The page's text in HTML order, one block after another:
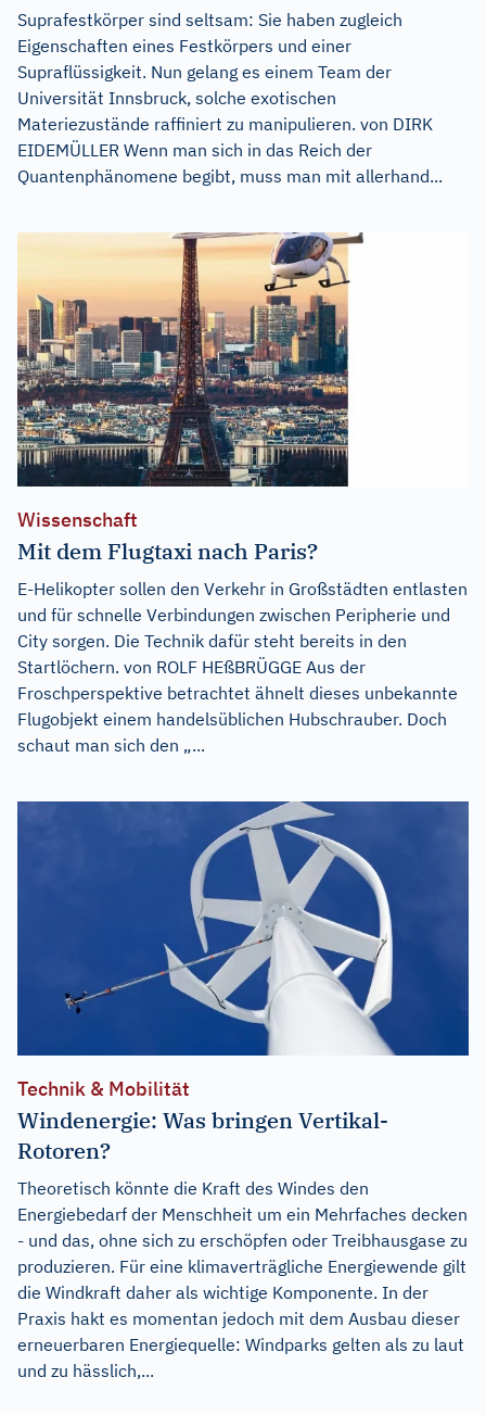
Suprafestkörper sind seltsam: Sie haben zugleich
Eigenschaften eines Festkörpers und einer
Supraflüssigkeit. Nun gelang es einem Team der
Universität Innsbruck, solche exotischen
Materiezustände raffiniert zu manipulieren. von DIRK
EIDEMÜLLER Wenn man sich in das Reich der
Quantenphänomene begibt, muss man mit allerhand...
Wissenschaft
Mit dem Flugtaxi nach Paris?
E-Helikopter sollen den Verkehr in Großstädten entlasten
und für schnelle Verbindungen zwischen Peripherie und
City sorgen. Die Technik dafür steht bereits in den
Startlöchern. von ROLF HEßBRÜGGE Aus der
Froschperspektive betrachtet ähnelt dieses unbekannte
Flugobjekt einem handelsüblichen Hubschrauber. Doch
schaut man sich den „...
Technik & Mobilität
Windenergie: Was bringen Vertikal-
Rotoren?
Theoretisch könnte die Kraft des Windes den
Energiebedarf der Menschheit um ein Mehrfaches decken
- und das, ohne sich zu erschöpfen oder Treibhausgase zu
produzieren. Für eine klimaverträgliche Energiewende gilt
die Windkraft daher als wichtige Komponente. In der
Praxis hakt es momentan jedoch mit dem Ausbau dieser
erneuerbaren Energiequelle: Windparks gelten als zu laut
und zu hässlich,...